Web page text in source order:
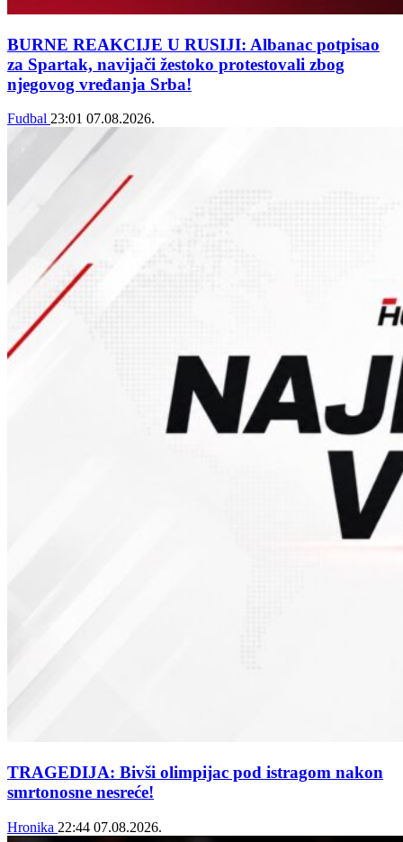
BURNE REAKCIJE U RUSIJI: Albanac potpisao
za Spartak, navijači žestoko protestovali zbog
njegovog vređanja Srba!
Fudbal 23:01 07.08.2026.
TRAGEDIJA: Bivši olimpijac pod istragom nakon
smrtonosne nesreće!
Hronika 22:44 07.08.2026.